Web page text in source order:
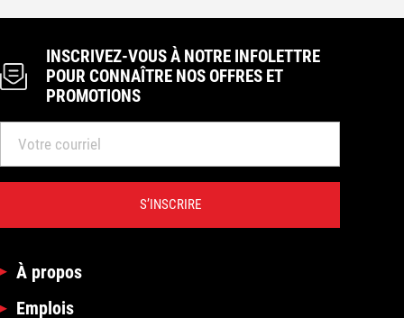
INSCRIVEZ-VOUS À NOTRE INFOLETTRE
POUR CONNAÎTRE NOS OFFRES ET
PROMOTIONS
S’INSCRIRE
À propos
Emplois